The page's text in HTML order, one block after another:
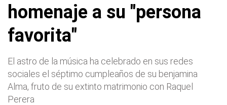
homenaje a su "persona
favorita"
El astro de la música ha celebrado en sus redes
sociales el séptimo cumpleaños de su benjamina
Alma, fruto de su extinto matrimonio con Raquel
Perera